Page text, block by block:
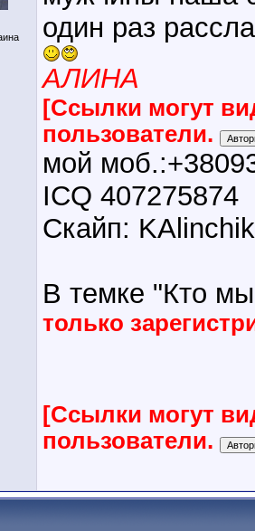
один раз
АЛИНА
[Ссылки могут
пользователи.
мой
ICQ 407275874
Скайп:
В темке "Кто
только
[Ссылки могут
пользователи.